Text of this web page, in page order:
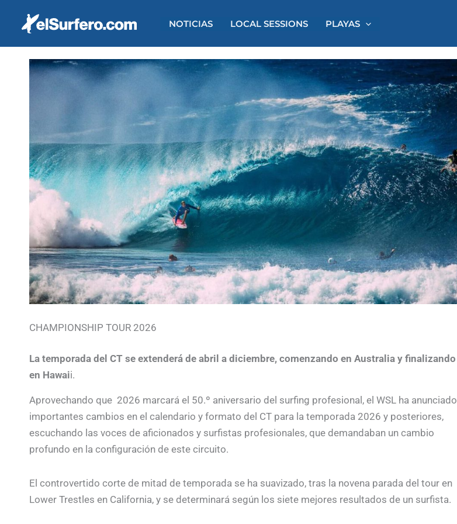
NOTICIAS LOCAL SESSIONS PLAYAS
CHAMPIONSHIP TOUR 2026
La temporada del CT se extenderá de abril a diciembre, comenzando en Australia y finalizando
en Hawaii.
Aprovechando que 2026 marcará el 50.º aniversario del surfing profesional, el WSL ha anunciado
importantes cambios en el calendario y formato del CT para la temporada 2026 y posteriores,
escuchando las voces de aficionados y surfistas profesionales, que demandaban un cambio
profundo en la configuración de este circuito.
El controvertido corte de mitad de temporada se ha suavizado, tras la novena parada del tour en
Lower Trestles en California, y se determinará según los siete mejores resultados de un surfista.